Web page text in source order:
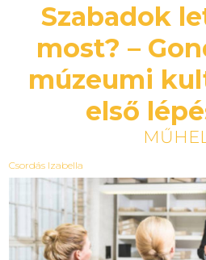
Szabadok
most? –
múzeumi
első
Csordás Izabella